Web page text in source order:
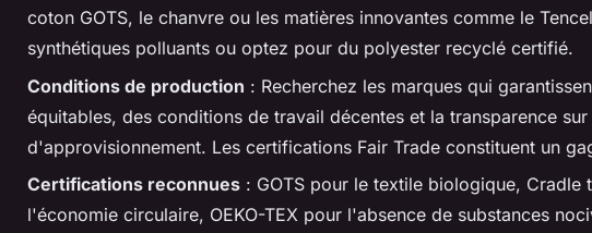
coton GOTS, le chanvre ou les matières innovantes comme le
synthétiques polluants ou optez pour du polyester recyclé certifié.
Conditions de production : Recherchez les marques qui
équitables, des conditions de travail décentes et la transparence
d'approvisionnement. Les certifications Fair Trade constituent un
Certifications reconnues : GOTS pour le textile biologique, Cradle
l'économie circulaire, OEKO-TEX pour l'absence de substances